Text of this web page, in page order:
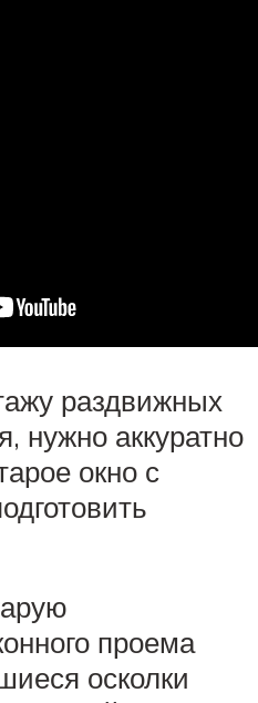
раздвижных
нужно аккуратно
окно с
проема
осколки